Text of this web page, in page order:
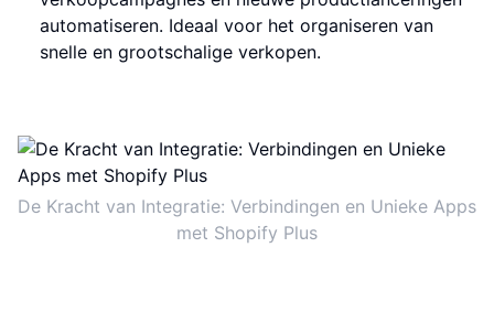
automatiseren. Ideaal voor het organiseren van
snelle en grootschalige verkopen.
De Kracht van Integratie: Verbindingen en Unieke Apps
met Shopify Plus